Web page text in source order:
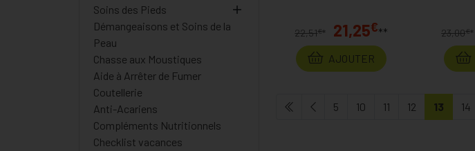
22,51€* 21,25€**
AJOUTER
23,00€*
5 10 11 12 13 14
Soins des Pieds
Démangeaisons et Soins de la
Peau
Chasse aux Moustiques
Aide à Arrêter de Fumer
Coutellerie
Anti-Acariens
Compléments Nutritionnels
Checklist vacances